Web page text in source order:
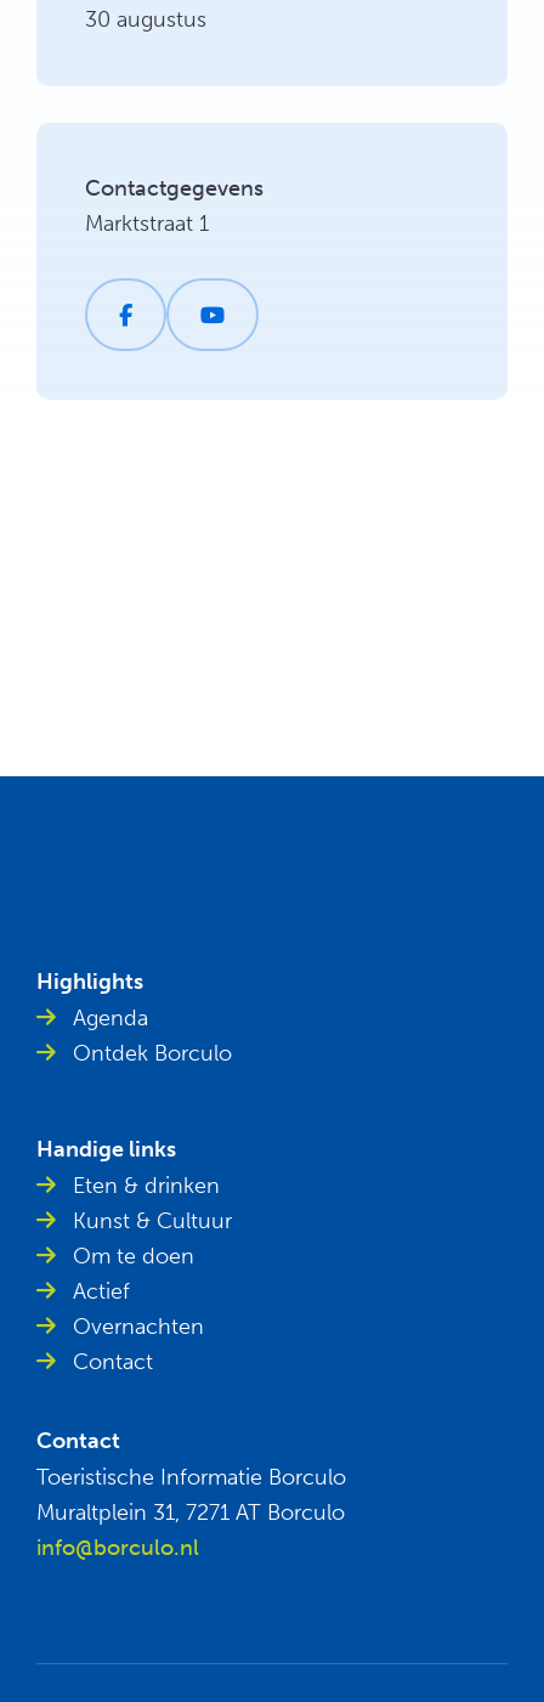
30 augustus
Contactgegevens
Marktstraat 1
Highlights
Agenda
Ontdek Borculo
Handige links
Eten & drinken
Kunst & Cultuur
Om te doen
Actief
Overnachten
Contact
Contact
Toeristische Informatie Borculo
Muraltplein 31, 7271 AT Borculo
info@borculo.nl